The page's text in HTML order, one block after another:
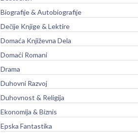
Biografije & Autobiografije
Dečije Knjige & Lektire
Domaća Književna Dela
Domaći Romani
Drama
Duhovni Razvoj
Duhovnost & Religija
Ekonomija & Biznis
Epska Fantastika